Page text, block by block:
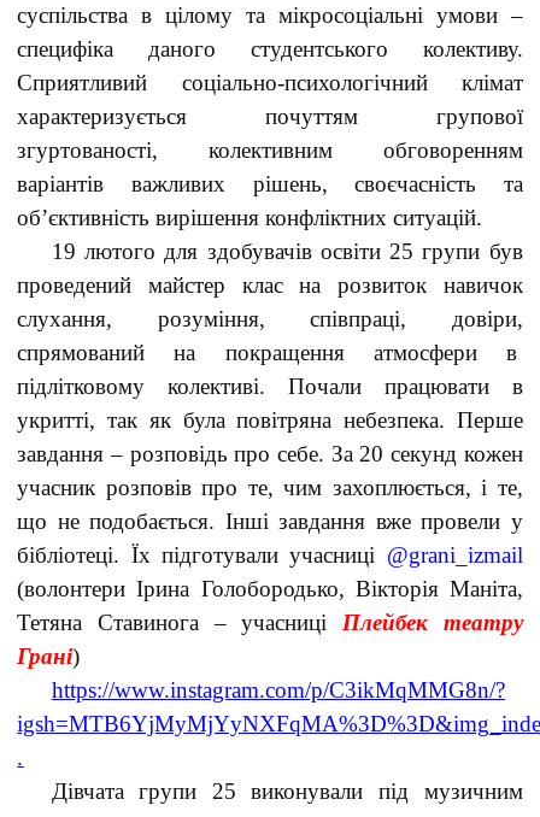
суспільства в цілому та мікросоціальні умови –
специфіка даного студентського колективу.
Сприятливий соціально-психологічний клімат
характеризується почуттям групової
згуртованості, колективним обговоренням
варіантів важливих рішень, своєчасність та
об’єктивність вирішення конфліктних ситуацій.
19 лютого для здобувачів освіти 25 групи був
проведений майстер клас на розвиток навичок
слухання, розуміння, співпраці, довіри,
спрямований на покращення атмосфери в
підлітковому колективі. Почали працювати в
укритті, так як була повітряна небезпека. Перше
завдання – розповідь про себе. За 20 секунд кожен
учасник розповів про те, чим захоплюється, і те,
що не подобається. Інші завдання вже провели у
бібліотеці. Їх підготували учасниці @grani_izmail
(волонтери Ірина Голобородько, Вікторія Маніта,
Тетяна Ставинога – учасниці Плейбек театру
Грані)
https://www.instagram.com/p/C3ikMqMMG8n/?
.
Дівчата групи 25 виконували під музичним